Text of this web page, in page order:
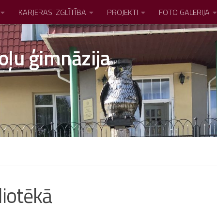
KARJERAS IZGLĪTĪBA PROJEKTI FOTO GALERIJA
ģimnāzija